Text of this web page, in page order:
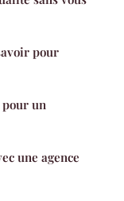
pour
un
une agence